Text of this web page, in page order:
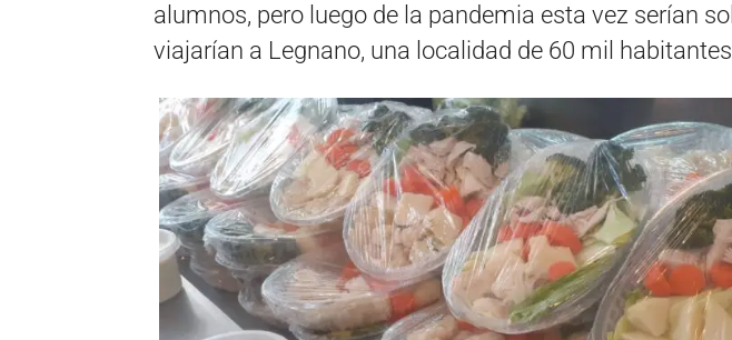
alumnos, pero luego de la pandemia esta vez serían
viajarían a Legnano, una localidad de 60 mil